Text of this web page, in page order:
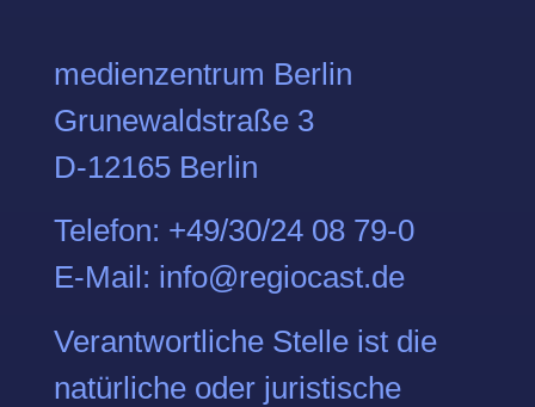
medienzentrum Berlin
Grunewaldstraße 3
D-12165 Berlin
Telefon: +49/30/24 08 79-0
E-Mail: info@regiocast.de
Verantwortliche Stelle ist die
natürliche oder juristische